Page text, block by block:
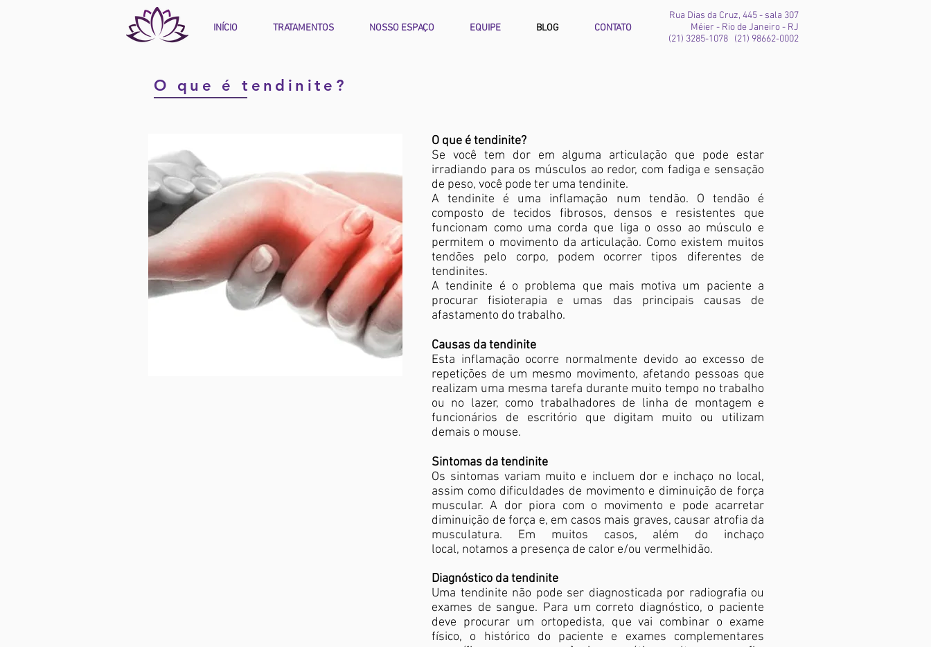
INÍCIO TRATAMENTOS NOSSO ESPAÇO EQUIPE BLOG CONTATO
Rua Dias da Cruz, 445 - sala 307
Méier - Rio de Janeiro - RJ
(21) 3285-1078 (21) 98662-0002
O que é tendinite?
O que é tendinite?
Se você tem dor em alguma articulação que pode estar
irradiando para os músculos ao redor, com fadiga e sensação
de peso, você pode ter uma tendinite.
A tendinite é uma inflamação num tendão. O tendão é
composto de tecidos fibrosos, densos e resistentes que
funcionam como uma corda que liga o osso ao músculo e
permitem o movimento da articulação. Como existem muitos
tendões pelo corpo, podem ocorrer tipos diferentes de
tendinites.
A tendinite é o problema que mais motiva um paciente a
procurar fisioterapia e umas das principais causas de
afastamento do trabalho.
Causas da tendinite
Esta inflamação ocorre normalmente devido ao excesso de
repetições de um mesmo movimento, afetando pessoas que
realizam uma mesma tarefa durante muito tempo no trabalho
ou no lazer, como trabalhadores de linha de montagem e
funcionários de escritório que digitam muito ou utilizam
demais o mouse.
Sintomas da tendinite
Os sintomas variam muito e incluem dor e inchaço no local,
assim como dificuldades de movimento e diminuição de força
muscular. A dor piora com o movimento e pode acarretar
diminuição de força e, em casos mais graves, causar atrofia da
musculatura. Em muitos casos, além do inchaço
local, notamos a presença de calor e/ou vermelhidão.
Diagnóstico da tendinite
Uma tendinite não pode ser diagnosticada por radiografia ou
exames de sangue. Para um correto diagnóstico, o paciente
deve procurar um ortopedista, que vai combinar o exame
físico, o histórico do paciente e exames complementares